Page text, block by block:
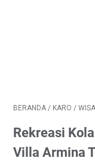
BERANDA / KARO /
Rekreasi
Villa Armina